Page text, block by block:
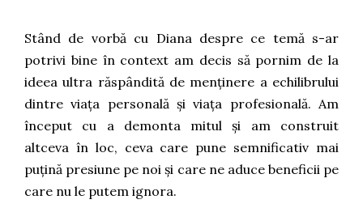
Stând de vorbă cu Diana despre ce temă s-ar
potrivi bine în context am decis să pornim de la
ideea ultra răspândită de menținere a echilibrului
dintre viața personală și viața profesională. Am
început cu a demonta mitul și am construit
altceva în loc, ceva care pune semnificativ mai
puțină presiune pe noi și care ne aduce beneficii pe
care nu le putem ignora.